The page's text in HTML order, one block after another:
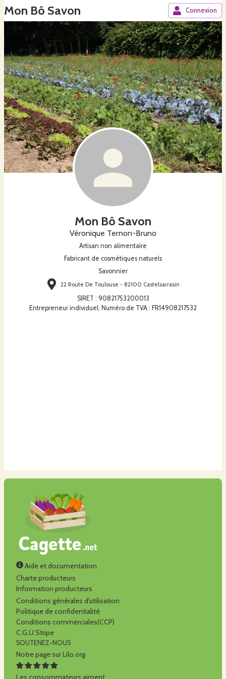
Mon Bô Savon Connexion
Mon Bô Savon
Véronique Ternon-Bruno
Artisan non alimentaire
Fabricant de cosmétiques naturels
Savonnier
22 Route De Toulouse - 82100 Castelsarrasin
SIRET : 90821753200013
Entrepreneur individuel. Numéro de TVA : FR14908217532
Aide et documentation
Charte producteurs
Information producteurs
Conditions générales d'utilisation
Politique de confidentialité
Conditions commerciales(CCP)
C.G.U Stripe
SOUTENEZ-NOUS
Notre page sur Lilo.org
Les consommateurs aiment